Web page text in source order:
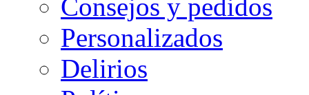
Consejos y pedidos
Personalizados
Delirios